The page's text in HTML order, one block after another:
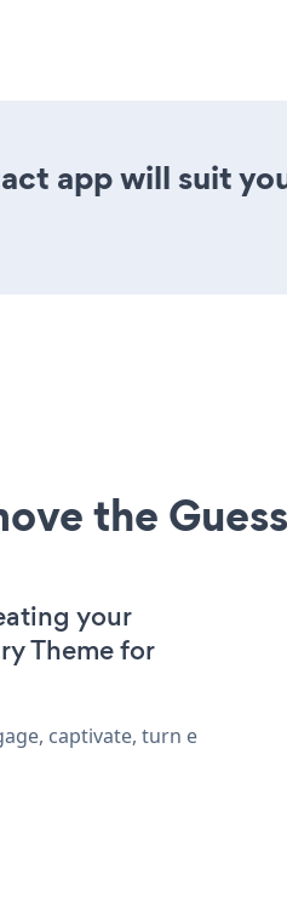
app will suit
the
your
Theme for
captivate, turn e